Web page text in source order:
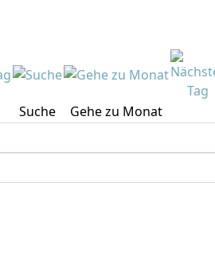
Suche Gehe zu Monat